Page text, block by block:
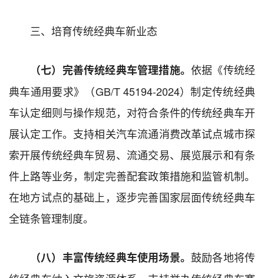
三、培育传统经典车新业态
（七）完善传统经典车管理措施。 依据《传统经
典车通用要求》（GB/T 45194-2024）制定传统经典
车认定细则与操作规范，对符合条件的传统经典车开
展认定工作。支持相关汽车流通消费改革试点城市探
索开展传统经典车贸易、流通交易、展览展示和有条
件上路等业务，制定完善配套政策措施和监管机制。
在地方试点的基础上，逐步完善国家层面传统经典车
全链条管理制度。
（八）丰富传统经典车使用场景。 鼓励各地将传